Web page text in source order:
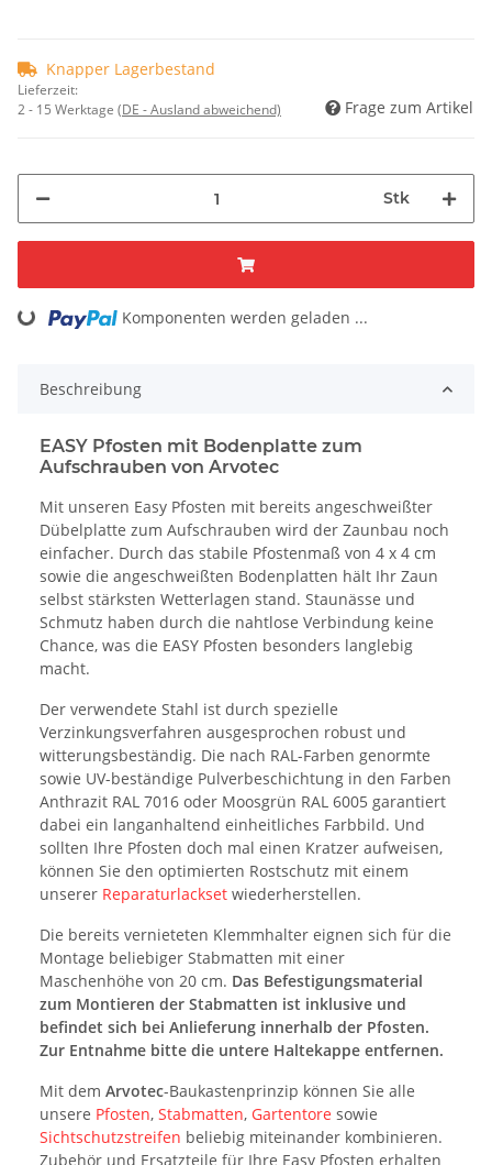
Knapper Lagerbestand
Lieferzeit:
2 - 15 Werktage (DE - Ausland abweichend) Frage zum Artikel
Stk
Komponenten werden geladen ...
Beschreibung
EASY Pfosten mit Bodenplatte zum
Aufschrauben von Arvotec
Mit unseren Easy Pfosten mit bereits angeschweißter
Dübelplatte zum Aufschrauben wird der Zaunbau noch
einfacher. Durch das stabile Pfostenmaß von 4 x 4 cm
sowie die angeschweißten Bodenplatten hält Ihr Zaun
selbst stärksten Wetterlagen stand. Staunässe und
Schmutz haben durch die nahtlose Verbindung keine
Chance, was die EASY Pfosten besonders langlebig
macht.
Der verwendete Stahl ist durch spezielle
Verzinkungsverfahren ausgesprochen robust und
witterungsbeständig. Die nach RAL-Farben genormte
sowie UV-beständige Pulverbeschichtung in den Farben
Anthrazit RAL 7016 oder Moosgrün RAL 6005 garantiert
dabei ein langanhaltend einheitliches Farbbild. Und
sollten Ihre Pfosten doch mal einen Kratzer aufweisen,
können Sie den optimierten Rostschutz mit einem
unserer Reparaturlackset wiederherstellen.
Die bereits vernieteten Klemmhalter eignen sich für die
Montage beliebiger Stabmatten mit einer
Maschenhöhe von 20 cm. Das Befestigungsmaterial
zum Montieren der Stabmatten ist inklusive und
befindet sich bei Anlieferung innerhalb der Pfosten.
Zur Entnahme bitte die untere Haltekappe entfernen.
Mit dem Arvotec-Baukastenprinzip können Sie alle
unsere Pfosten, Stabmatten, Gartentore sowie
Sichtschutzstreifen beliebig miteinander kombinieren.
Zubehör und Ersatzteile für Ihre Easy Pfosten erhalten